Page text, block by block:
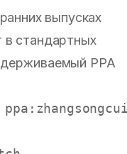
выпусках
в стандартных
PPA